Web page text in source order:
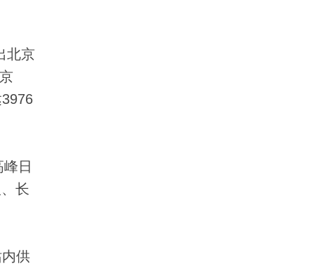
北京
日
长
供